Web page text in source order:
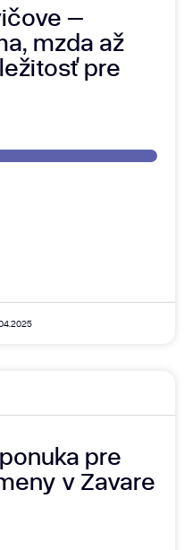
–
mzda až
pre
pre
v Zavare